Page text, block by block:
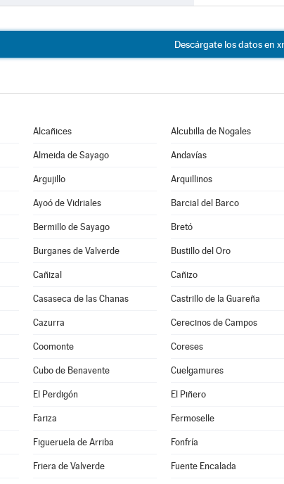
Descárgate los datos en
Alcañices Alcubilla de Nogales
Almeida de Sayago Andavías
Argujillo Arquillinos
Ayoó de Vidriales Barcial del Barco
Bermillo de Sayago Bretó
Burganes de Valverde Bustillo del Oro
Cañizal Cañizo
Casaseca de las Chanas Castrillo de la Guareña
Cazurra Cerecinos de Campos
Coomonte Coreses
Cubo de Benavente Cuelgamures
El Perdigón El Piñero
Fariza Fermoselle
Figueruela de Arriba Fonfría
Friera de Valverde Fuente Encalada